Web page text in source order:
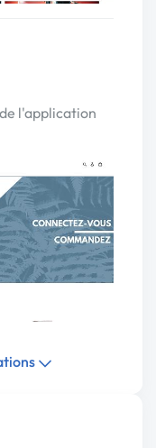
l'application